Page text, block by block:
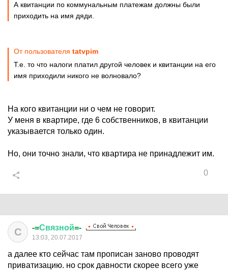
А квитанции по коммунальным платежам должны были
приходить на имя дяди.
От пользователя tatvpim
Т.е. то что налоги платил другой человек и квитанции на его
имя приходили никого не волновало?
На кого квитанции ни о чем не говорит.
У меня в квартире, где 6 собственников, в квитанции
указывается только один.
Но, они точно знали, что квартира не принадлежит им.
0
С -=Связной=-
13:03, 20.07.2017
а далее кто сейчас там прописан заново проводят
приватизацию. но срок давности скорее всего уже